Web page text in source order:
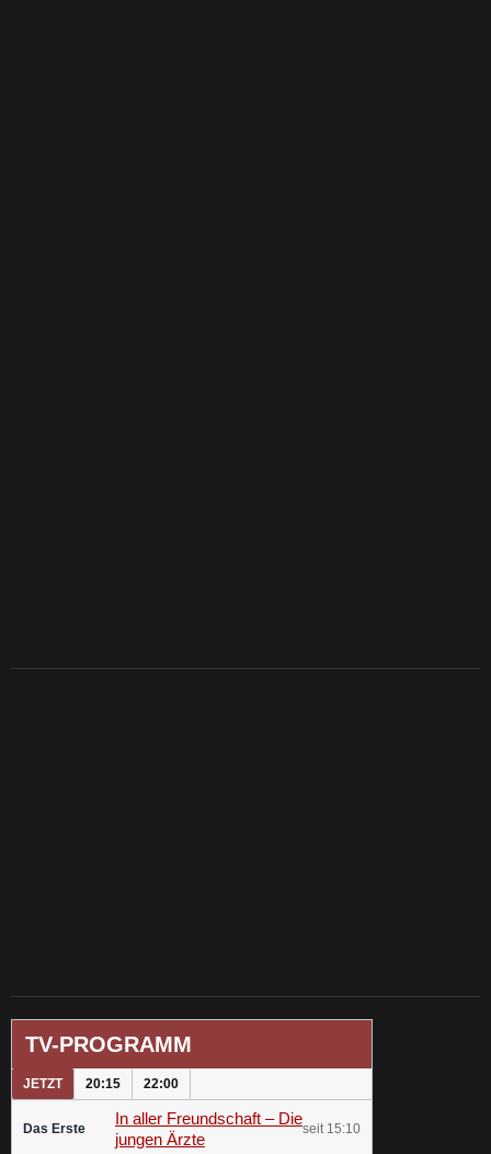
TV-PROGRAMM
JETZT 20:15 22:00
Das Erste
In aller Freundschaft – Die
jungen Ärzte
seit 15:10